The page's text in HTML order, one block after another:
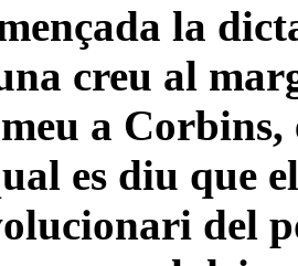
la
creu al
a
es diu que
del